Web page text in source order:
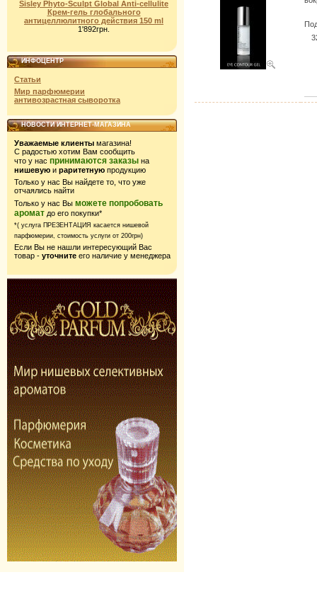
Sisley Phyto-Sculpt Global Аnti-cellulite
Крем-гель глобального
антицеллюлитного действия 150 ml
1'892грн.
ИНФОЦЕНТР
Статьи
Мир парфюмерии
антивозрастная сыворотка
НОВОСТИ ИНТЕРНЕТ-МАГАЗИНА
Уважаемые клиенты магазина!
С радостью хотим Вам сообщить
что у нас принимаются заказы на
нишевую и раритетную продукцию
Только у нас Вы найдете то, что уже
отчаялись найти
Только у нас Вы можете попробовать
аромат до его покупки*
*( услуга ПРЕЗЕНТАЦИЯ касается нишевой
парфюмерии, стоимость услуги от 200грн)
Если Вы не нашли интересующий Вас
товар - уточните его наличие у менеджера